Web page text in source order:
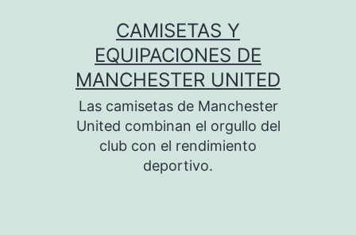
CAMISETAS Y
EQUIPACIONES DE
MANCHESTER UNITED
Las camisetas de Manchester
United combinan el orgullo del
club con el rendimiento
deportivo.